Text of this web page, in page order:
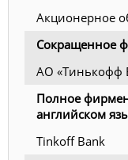
Акционерное
Сокращенное
АО «Тинькофф
Полное
английском
Tinkoff Bank